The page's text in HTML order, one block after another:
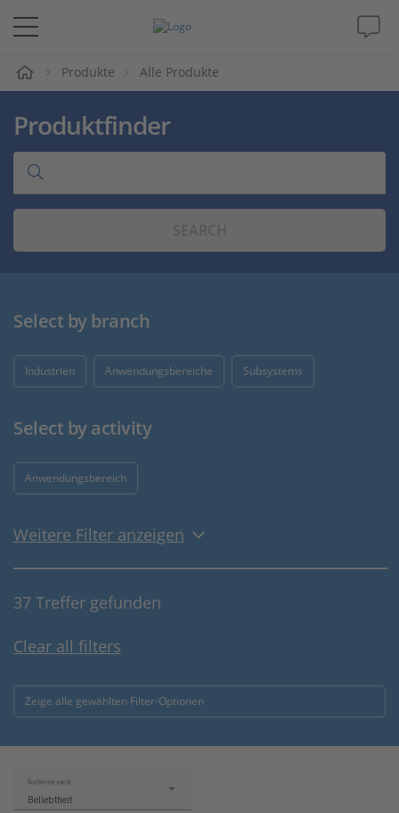
Lösungen & Produkte
Support
Videos
Karriere
Produkte Alle Produkte
Produktfinder
Select by branch
Industrien Anwendungsbereiche Subsystems
Select by activity
Anwendungsbereich
Weitere Filter anzeigen
37 Treffer gefunden
Clear all filters
Zeige alle gewählten Filter-Optionen
Sortieren nach:
Beliebtheit